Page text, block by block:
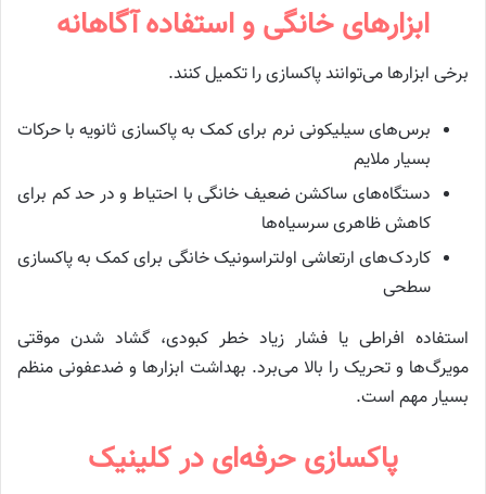
ابزارهای خانگی و استفاده آگاهانه
برخی ابزارها می‌توانند پاکسازی را تکمیل کنند.
برس‌های سیلیکونی نرم برای کمک به پاکسازی ثانویه با حرکات
بسیار ملایم
دستگاه‌های ساکشن ضعیف خانگی با احتیاط و در حد کم برای
کاهش ظاهری سرسیاه‌ها
کاردک‌های ارتعاشی اولتراسونیک خانگی برای کمک به پاکسازی
سطحی
استفاده افراطی یا فشار زیاد خطر کبودی، گشاد شدن موقتی
مویرگ‌ها و تحریک را بالا می‌برد. بهداشت ابزارها و ضدعفونی منظم
بسیار مهم است.
پاکسازی حرفه‌ای در کلینیک